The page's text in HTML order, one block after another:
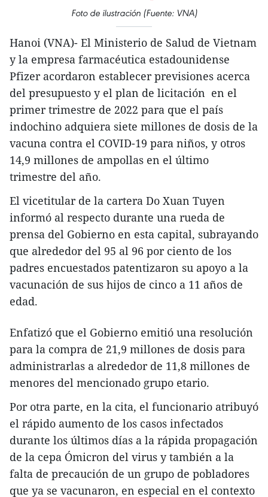
Foto de ilustración (Fuente: VNA)
Hanoi (VNA)- El Ministerio de Salud de Vietnam
y la empresa farmacéutica estadounidense
Pfizer acordaron establecer previsiones acerca
del presupuesto y el plan de licitación en el
primer trimestre de 2022 para que el país
indochino adquiera siete millones de dosis de la
vacuna contra el COVID-19 para niños, y otros
14,9 millones de ampollas en el último
trimestre del año.
El vicetitular de la cartera Do Xuan Tuyen
informó al respecto durante una rueda de
prensa del Gobierno en esta capital, subrayando
que alrededor del 95 al 96 por ciento de los
padres encuestados patentizaron su apoyo a la
vacunación de sus hijos de cinco a 11 años de
edad.
Enfatizó que el Gobierno emitió una resolución
para la compra de 21,9 millones de dosis para
administrarlas a alrededor de 11,8 millones de
menores del mencionado grupo etario.
Por otra parte, en la cita, el funcionario atribuyó
el rápido aumento de los casos infectados
durante los últimos días a la rápida propagación
de la cepa Ómicron del virus y también a la
falta de precaución de un grupo de pobladores
que ya se vacunaron, en especial en el contexto